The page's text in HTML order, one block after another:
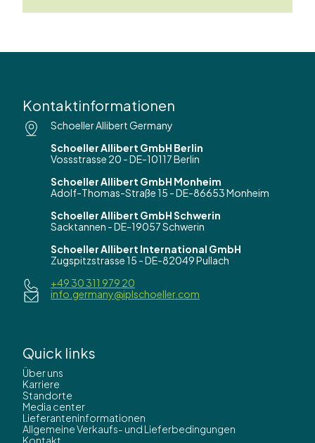
Kontaktinformationen
Schoeller Allibert Germany
Schoeller Allibert GmbH Berlin
Vossstrasse 20 - DE-10117 Berlin
Schoeller Allibert GmbH Monheim
Adolf-Thomas-Straße 15 - DE-86653 Monheim
Schoeller Allibert GmbH Schwerin
Sacktannen - DE-19057 Schwerin
Schoeller Allibert International GmbH
Zugspitzstrasse 15 - DE-82049 Pullach
+49 30 311 979 20
info.germany@iplschoeller.com
Quick links
Über uns
Karriere
Standorte
Media center
Lieferanteninformationen
Allgemeine Verkaufs- und Lieferbedingungen
Kontakt